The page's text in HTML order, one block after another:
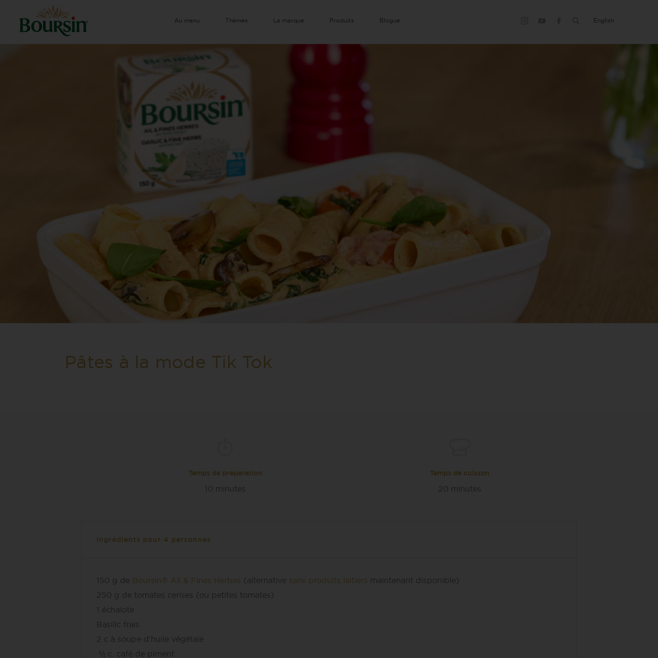
Au menu Thèmes La marque Produits Blogue English
Pâtes à la mode Tik Tok
Temps de préparation
10 minutes
Temps de cuisson
20 minutes
Ingrédients pour 4 personnes
150 g de Boursin® Ail & Fines Herbes (alternative sans produits laitiers maintenant disponible)
250 g de tomates cerises (ou petite s tomates)
1 échalote
Basilic frais
2 c à soupe d’huile végétale
½ c. café de piment